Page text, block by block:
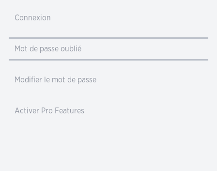
Connexion
Mot de passe oublié
Modifier le mot de passe
Activer Pro Features